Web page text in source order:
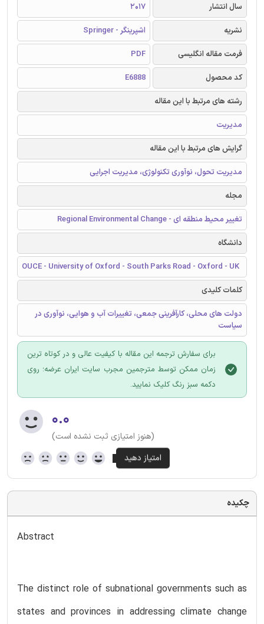
سال انتشار
2017
نشریه
اشپرینگر - Springer
فرمت مقاله انگلیسی
PDF
کد محصول
E6888
رشته های مرتبط با این مقاله
مدیریت
گرایش های مرتبط با این مقاله
مدیریت تحول، نوآوری تکنولوژی، مدیریت اجرایی
مجله
تغییر محیط منطقه ای - Regional Environmental Change
دانشگاه
OUCE - University of Oxford - South Parks Road - Oxford - UK
کلمات کلیدی
دولت های محلی، کارآفرینی جمعی، تغییرات آب و هوایی، نوآوری در
سیاست
برای سفارش ترجمه این مقاله با کیفیت عالی و در کوتاه ترین
زمان ممکن توسط مترجمین مجرب سایت ایران عرضه؛ روی
دکمه سبز رنگ کلیک نمایید.
۰.۰
(هنوز امتیازی ثبت نشده است)
چکیده
Abstract
The distinct role of subnational governments such as
states and provinces in addressing climate change